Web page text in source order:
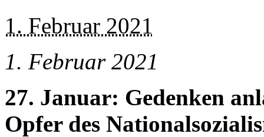
1. Februar 2021
1. Februar 2021
27. Januar: Gedenken
Opfer des